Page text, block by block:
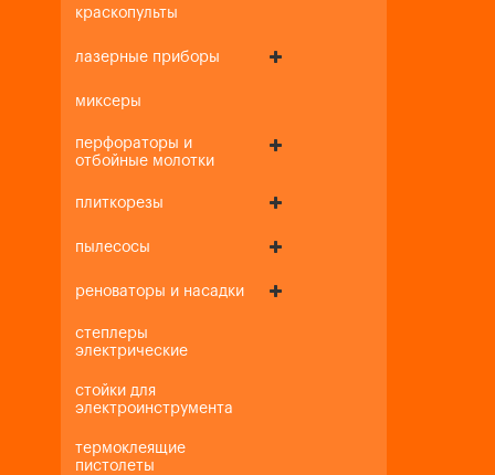
краскопульты
лазерные приборы
миксеры
перфораторы и
отбойные молотки
плиткорезы
пылесосы
реноваторы и насадки
степлеры
электрические
стойки для
электроинструмента
термоклеящие
пистолеты